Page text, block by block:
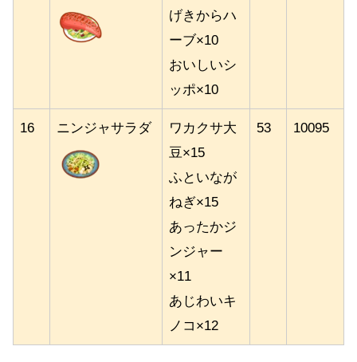
げきからハ
ーブ×10
おいしいシ
ッポ×10
16 ニンジャサラダ
ワカクサ大
豆×15
ふといなが
ねぎ×15
あったかジ
ンジャー
×11
あじわいキ
ノコ×12
53 10095